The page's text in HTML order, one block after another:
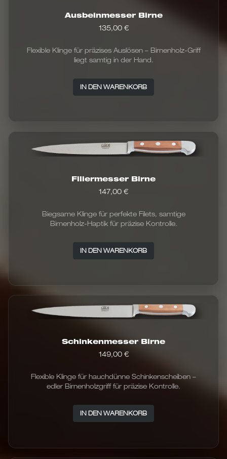
Ausbeinmesser Birne
135,00 €
Flexible Klinge für präzises Auslösen – Birnenholz-Griff
liegt samtig in der Hand.
IN DEN WARENKORB
Filiermesser Birne
147,00 €
Biegsame Klinge für perfekte Filets, samtige
Birnenholz-Haptik für präzise Kontrolle.
IN DEN WARENKORB
Schinkenmesser Birne
149,00 €
Flexible Klinge für hauchdünne Schinkenscheiben –
edler Birnenholzgriff für präzise Kontrolle.
IN DEN WARENKORB